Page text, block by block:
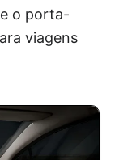
o porta-
viagens